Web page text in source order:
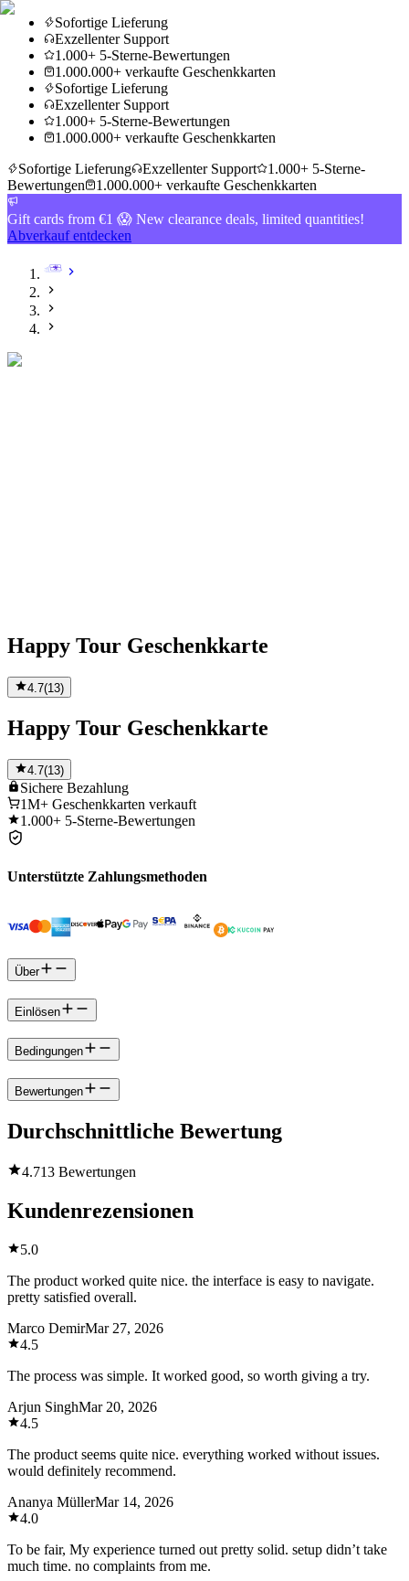
Sofortige Lieferung
Exzellenter Support
1.000+ 5-Sterne-Bewertungen
1.000.000+ verkaufte Geschenkkarten
Sofortige Lieferung
Exzellenter Support
1.000+ 5-Sterne-Bewertungen
1.000.000+ verkaufte Geschenkkarten
Sofortige Lieferung
Exzellenter Support
1.000+ 5-Sterne-
Bewertungen
1.000.000+ verkaufte Geschenkkarten
Gift cards from €1 😱 New clearance deals, limited quantities!
Abverkauf entdecken
Happy Tour Geschenkkarte
4.7(13)
Happy Tour Geschenkkarte
4.7(13)
Sichere Bezahlung
1M+ Geschenkkarten verkauft
1.000+ 5-Sterne-Bewertungen
Unterstützte Zahlungsmethoden
Über
Einlösen
Bedingungen
Bewertungen
Durchschnittliche Bewertung
4.713 Bewertungen
Kundenrezensionen
5.0
The product worked quite nice. the interface is easy to navigate.
pretty satisfied overall.
Marco DemirMar 27, 2026
4.5
The process was simple. It worked good, so worth giving a try.
Arjun SinghMar 20, 2026
4.5
The product seems quite nice. everything worked without issues.
would definitely recommend.
Ananya MüllerMar 14, 2026
4.0
To be fair, My experience turned out pretty solid. setup didn’t take
much time. no complaints from me.